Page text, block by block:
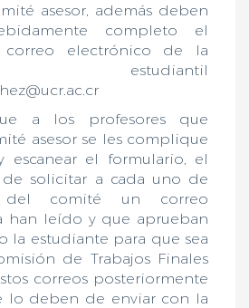
asesor, además deben
completo el
electrónico de la
estudiantil
a los profesores que
asesor se les complique
escanear el formulario, el
solicitar a cada uno de
del comité un correo
han leído y que aprueban
la estudiante para que sea
de Trabajos Finales
correos posteriormente
lo deben de enviar con la